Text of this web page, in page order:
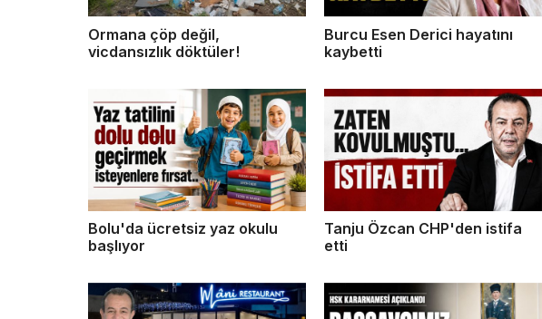
Ormana çöp değil,
vicdansızlık döktüler!
Burcu Esen Derici hayatını
kaybetti
Bolu'da ücretsiz yaz okulu
başlıyor
Tanju Özcan CHP'den istifa
etti